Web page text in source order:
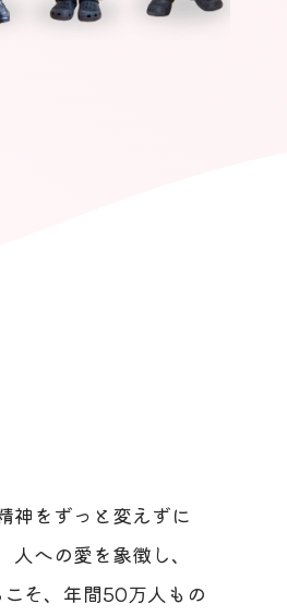
神をずっと変えずに
への愛を象徴し、
そ、年間50万人もの